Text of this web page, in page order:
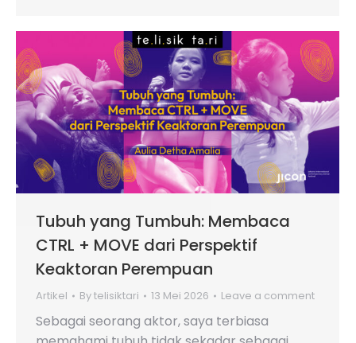
Tubuh yang Tumbuh: Membaca
CTRL + MOVE dari Perspektif
Keaktoran Perempuan
Artikel Bytelisiktari 13 Mei 2026 Leave a comment
Sebagai seorang aktor, saya terbiasa